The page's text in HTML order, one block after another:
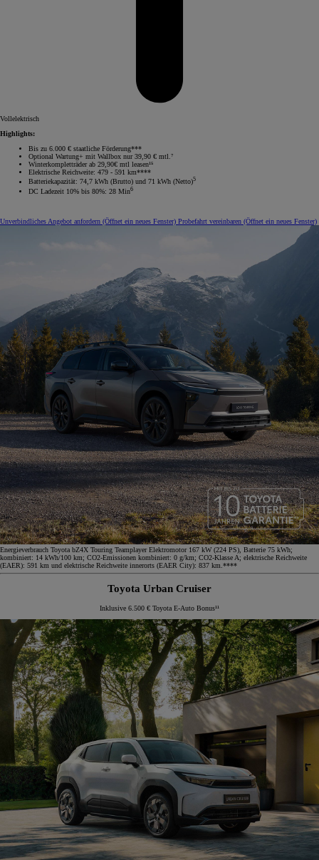
Vollelektrisch
Highlights:
Bis zu 6.000 € staatliche Förderung***
Optional Wartung+ mit Wallbox nur 39,90 € mtl.⁷
Winterkompletträder ab 29,90€ mtl leasen¹⁵
Elektrische Reichweite: 479 - 591 km****
Batteriekapazität: 74,7 kWh (Brutto) und 71 kWh (Netto)5
DC Ladezeit 10% bis 80%: 28 Min6
Unverbindliches Angebot anfordern (Öffnet ein neues Fenster) Probefahrt vereinbaren (Öffnet ein neues Fenster)
Energieverbrauch Toyota bZ4X Touring Teamplayer Elektromotor 167 kW (224 PS), Batterie 75 kWh;
kombiniert: 14 kWh/100 km; CO2-Emissionen kombiniert: 0 g/km; CO2-Klasse A; elektrische Reichweite
(EAER): 591 km und elektrische Reichweite innerorts (EAER City): 837 km.****
Toyota Urban Cruiser
Inklusive 6.500 € Toyota E-Auto Bonus¹¹